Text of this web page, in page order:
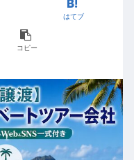
はてブ
コピー